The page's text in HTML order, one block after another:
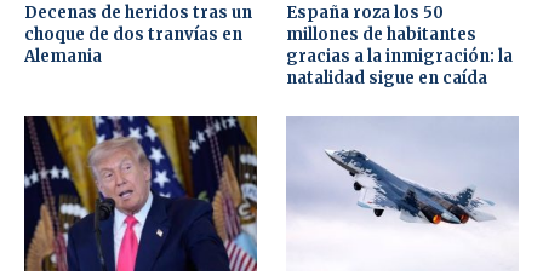
Decenas de heridos tras un
choque de dos tranvías en
Alemania
España roza los 50
millones de habitantes
gracias a la inmigración: la
natalidad sigue en caída